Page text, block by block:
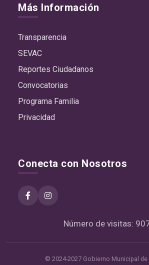
Más Información
Transparencia
SEVAC
Reportes Ciudadanos
Convocatorias
Programa Familia
Privacidad
Conecta con Nosotros
Número de visitas:
© 2024-2027 Gobierno Municipal